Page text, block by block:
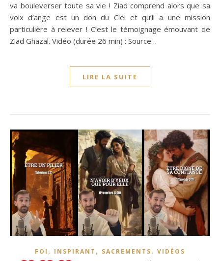
va bouleverser toute sa vie ! Ziad comprend alors que sa
voix d’ange est un don du Ciel et qu’il a une mission
particulière à relever ! C’est le témoignage émouvant de
Ziad Ghazal. Vidéo (durée 26 min) : Source…
LIRE LA SUITE
FOI , INSPIRANT , SACREMENTS, VIDÉOS